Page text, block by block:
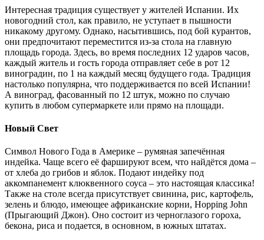
Интересная традиция существует у жителей Испании. Их
новогодний стол, как правило, не уступает в пышности
никакому другому. Однако, насытившись, под бой курантов,
они предпочитают переместится из-за стола на главную
площадь города. Здесь, во время последних 12 ударов часов,
каждый житель и гость города отправляет себе в рот 12
виноградин, по 1 на каждый месяц будущего года. Традиция
настолько популярна, что поддерживается по всей Испании!
А виноград, фасованный по 12 штук, можно по случаю
купить в любом супермаркете или прямо на площади.
Новый Свет
Символ Нового Года в Америке – румяная запечённая
индейка. Чаще всего её фаршируют всем, что найдётся дома –
от хлеба до грибов и яблок. Подают индейку под
аккомпанемент клюквенного соуса – это настоящая классика!
Также на столе всегда присутствует свинина, рис, картофель,
зелень и блюдо, имеющее африканские корни, Hopping John
(Прыгающий Джон). Оно состоит из черноглазого гороха,
бекона, риса и подается, в основном, в южных штатах.